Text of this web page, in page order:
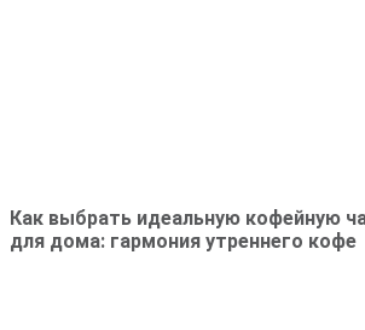
Как выбрать идеальную кофейную
для дома: гармония утреннего кофе